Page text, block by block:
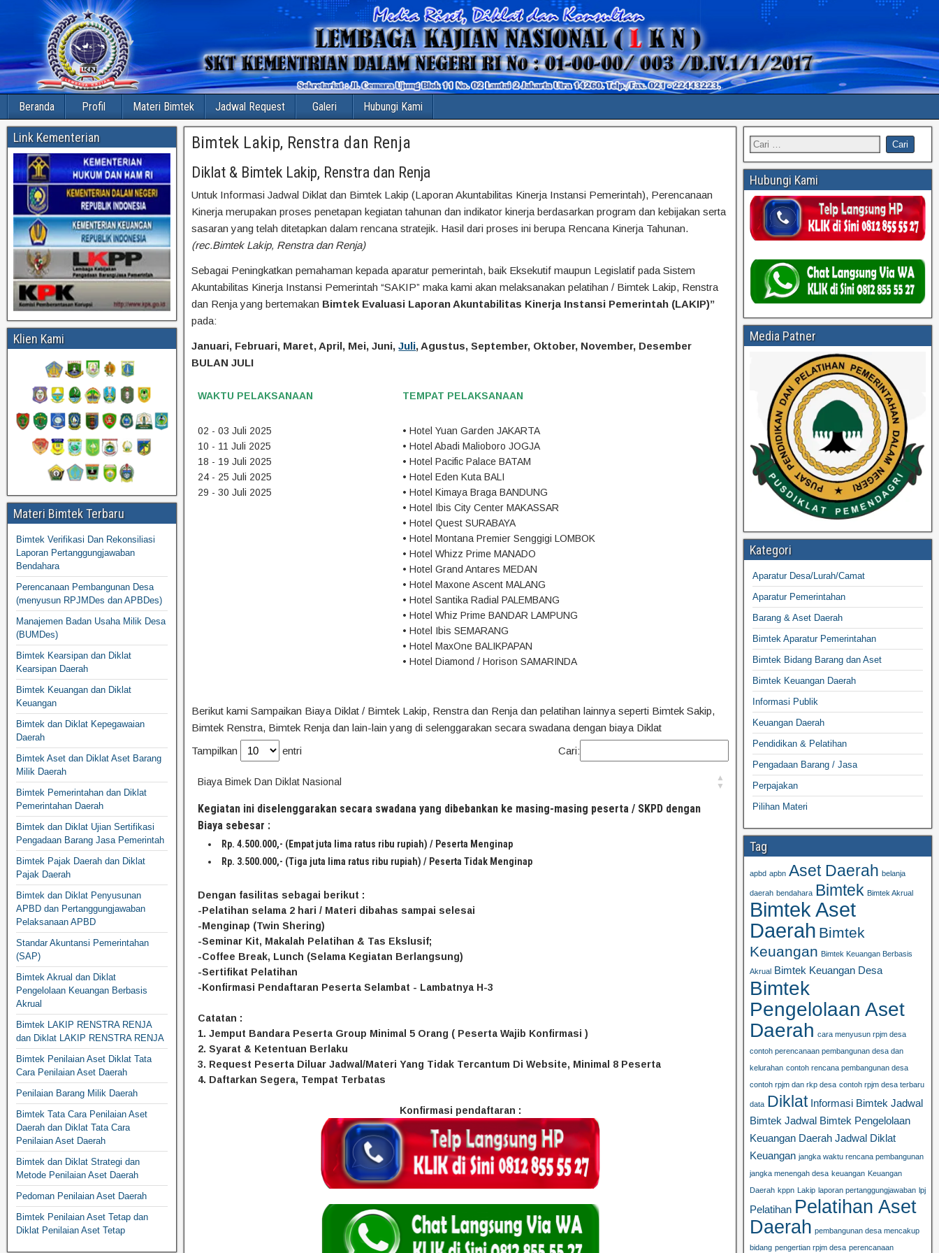
Beranda Profil Materi Bimtek Jadwal Request Galeri Hubungi Kami
Bimtek Lakip, Renstra dan Renja
Diklat & Bimtek Lakip, Renstra dan Renja
Untuk Informasi Jadwal Diklat dan Bimtek Lakip (Laporan Akuntabilitas Kinerja Instansi Pemerintah), Perencanaan
Kinerja merupakan proses penetapan kegiatan tahunan dan indikator kinerja berdasarkan program dan kebijakan serta
sasaran yang telah ditetapkan dalam rencana stratejik. Hasil dari proses ini berupa Rencana Kinerja Tahunan.
(rec.Bimtek Lakip, Renstra dan Renja)
Sebagai Peningkatkan pemahaman kepada aparatur pemerintah, baik Eksekutif maupun Legislatif pada Sistem
Akuntabilitas Kinerja Instansi Pemerintah “SAKIP” maka kami akan melaksanakan pelatihan / Bimtek Lakip, Renstra
dan Renja yang bertemakan Bimtek Evaluasi Laporan Akuntabilitas Kinerja Instansi Pemerintah (LAKIP)”
pada:
Januari, Februari, Maret, April, Mei, Juni,Juli, Agustus, September, Oktober, November, Desember
BULAN JULI
WAKTU PELAKSANAAN TEMPAT PELAKSANAAN
02 - 03 Juli 2025
10 - 11 Juli 2025
18 - 19 Juli 2025
24 - 25 Juli 2025
29 - 30 Juli 2025
• Hotel Yuan Garden JAKARTA
• Hotel Abadi Malioboro JOGJA
• Hotel Pacific Palace BATAM
• Hotel Eden Kuta BALI
• Hotel Kimaya Braga BANDUNG
• Hotel Ibis City Center MAKASSAR
• Hotel Quest SURABAYA
• Hotel Montana Premier Senggigi LOMBOK
• Hotel Whizz Prime MANADO
• Hotel Grand Antares MEDAN
• Hotel Maxone Ascent MALANG
• Hotel Santika Radial PALEMBANG
• Hotel Whiz Prime BANDAR LAMPUNG
• Hotel Ibis SEMARANG
• Hotel MaxOne BALIKPAPAN
• Hotel Diamond / Horison SAMARINDA
Berikut kami Sampaikan Biaya Diklat / Bimtek Lakip, Renstra dan Renja dan pelatihan lainnya seperti Bimtek Sakip,
Bimtek Renstra, Bimtek Renja dan lain-lain yang di selenggarakan secara swadana dengan biaya Diklat
Tampilkan
entri Cari:
Biaya Bimek Dan Diklat Nasional
Kegiatan ini diselenggarakan secara swadana yang dibebankan ke masing-masing peserta / SKPD dengan
Biaya sebesar :
Rp. 4.500.000,- (Empat juta lima ratus ribu rupiah) / Peserta Menginap
Rp. 3.500.000,- (Tiga juta lima ratus ribu rupiah) / Peserta Tidak Menginap
Dengan fasilitas sebagai berikut :
-Pelatihan selama 2 hari / Materi dibahas sampai selesai
-Menginap (Twin Shering)
-Seminar Kit, Makalah Pelatihan & Tas Ekslusif;
-Coffee Break, Lunch (Selama Kegiatan Berlangsung)
-Sertifikat Pelatihan
-Konfirmasi Pendaftaran Peserta Selambat - Lambatnya H-3
Catatan :
1. Jemput Bandara Peserta Group Minimal 5 Orang ( Peserta Wajib Konfirmasi )
2. Syarat & Ketentuan Berlaku
3. Request Peserta Diluar Jadwal/Materi Yang Tidak Tercantum Di Website, Minimal 8 Peserta
4. Daftarkan Segera, Tempat Terbatas
Konfirmasi pendaftaran :
Link Kementerian
Klien Kami
Materi Bimtek Terbaru
Bimtek Verifikasi Dan Rekonsiliasi
Laporan Pertanggungjawaban
Bendahara
Perencanaan Pembangunan Desa
(menyusun RPJMDes dan APBDes)
Manajemen Badan Usaha Milik Desa
(BUMDes)
Bimtek Kearsipan dan Diklat
Kearsipan Daerah
Bimtek Keuangan dan Diklat
Keuangan
Bimtek dan Diklat Kepegawaian
Daerah
Bimtek Aset dan Diklat Aset Barang
Milik Daerah
Bimtek Pemerintahan dan Diklat
Pemerintahan Daerah
Bimtek dan Diklat Ujian Sertifikasi
Pengadaan Barang Jasa Pemerintah
Bimtek Pajak Daerah dan Diklat
Pajak Daerah
Bimtek dan Diklat Penyusunan
APBD dan Pertanggungjawaban
Pelaksanaan APBD
Standar Akuntansi Pemerintahan
(SAP)
Bimtek Akrual dan Diklat
Pengelolaan Keuangan Berbasis
Akrual
Bimtek LAKIP RENSTRA RENJA
dan Diklat LAKIP RENSTRA RENJA
Bimtek Penilaian Aset Diklat Tata
Cara Penilaian Aset Daerah
Penilaian Barang Milik Daerah
Bimtek Tata Cara Penilaian Aset
Daerah dan Diklat Tata Cara
Penilaian Aset Daerah
Bimtek dan Diklat Strategi dan
Metode Penilaian Aset Daerah
Pedoman Penilaian Aset Daerah
Bimtek Penilaian Aset Tetap dan
Diklat Penilaian Aset Tetap
Hubungi Kami
Media Patner
Kategori
Aparatur Desa/Lurah/Camat
Aparatur Pemerintahan
Barang & Aset Daerah
Bimtek Aparatur Pemerintahan
Bimtek Bidang Barang dan Aset
Bimtek Keuangan Daerah
Informasi Publik
Keuangan Daerah
Pendidikan & Pelatihan
Pengadaan Barang / Jasa
Perpajakan
Pilihan Materi
Tag
apbd apbn Aset Daerah belanja
daerah bendahara Bimtek Bimtek Akrual
Bimtek Aset
Daerah Bimtek
Keuangan Bimtek Keuangan Berbasis
Akrual Bimtek Keuangan Desa
Bimtek
Pengelolaan Aset
Daerah cara menyusun rpjm desa
contoh perencanaan pembangunan desa dan
kelurahan contoh rencana pembangunan desa
contoh rpjm dan rkp desa contoh rpjm desa terbaru
data Diklat Informasi Bimtek Jadwal
Bimtek Jadwal Bimtek Pengelolaan
Keuangan Daerah Jadwal Diklat
Keuangan jangka waktu rencana pembangunan
jangka menengah desa keuangan Keuangan
Daerah kppn Lakip laporan pertanggungjawaban lpj
Pelatihan Pelatihan Aset
Daerah pembangunan desa mencakup
bidang pengertian rpjm desa perencanaan